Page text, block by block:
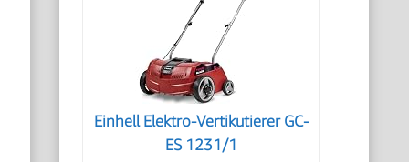
Einhell Elektro-Vertikutierer GC-
ES 1231/1